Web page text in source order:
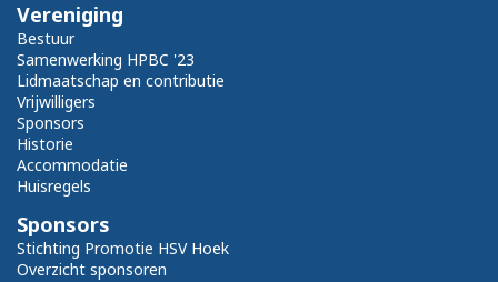
Vereniging
Bestuur
Samenwerking HPBC '23
Lidmaatschap en contributie
Vrijwilligers
Sponsors
Historie
Accommodatie
Huisregels
Sponsors
Stichting Promotie HSV Hoek
Overzicht sponsoren